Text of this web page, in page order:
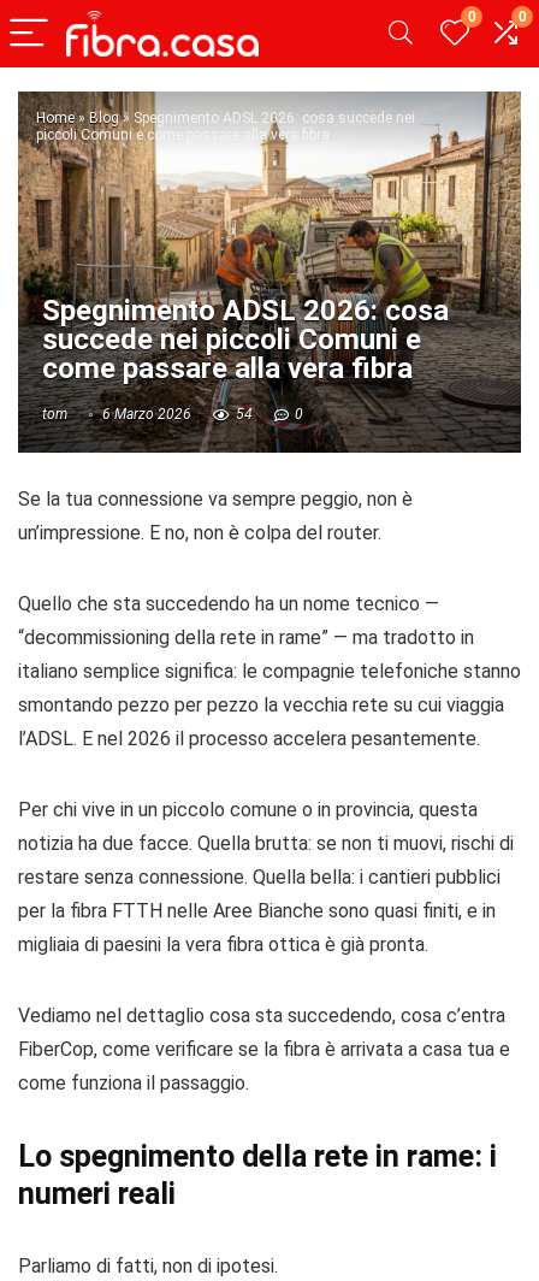
0 0
Home»Blog» Spegnimento ADSL 2026: cosa succede nei
piccoli Comuni e come passare alla vera fibra
Spegnimento ADSL 2026: cosa
succede nei piccoli Comuni e
come passare alla vera fibra
tom 6 Marzo 2026 54 0
Se la tua connessione va sempre peggio, non è
un’impressione. E no, non è colpa del router.
Quello che sta succedendo ha un nome tecnico —
“decommissioning della rete in rame” — ma tradotto in
italiano semplice significa: le compagnie telefoniche stanno
smontando pezzo per pezzo la vecchia rete su cui viaggia
l’ADSL. E nel 2026 il processo accelera pesantemente.
Per chi vive in un piccolo comune o in provincia, questa
notizia ha due facce. Quella brutta: se non ti muovi, rischi di
restare senza connessione. Quella bella: i cantieri pubblici
per la fibra FTTH nelle Aree Bianche sono quasi finiti, e in
migliaia di paesini la vera fibra ottica è già pronta.
Vediamo nel dettaglio cosa sta succedendo, cosa c’entra
FiberCop, come verificare se la fibra è arrivata a casa tua e
come funziona il passaggio.
Lo spegnimento della rete in rame: i
numeri reali
Parliamo di fatti, non di ipotesi.